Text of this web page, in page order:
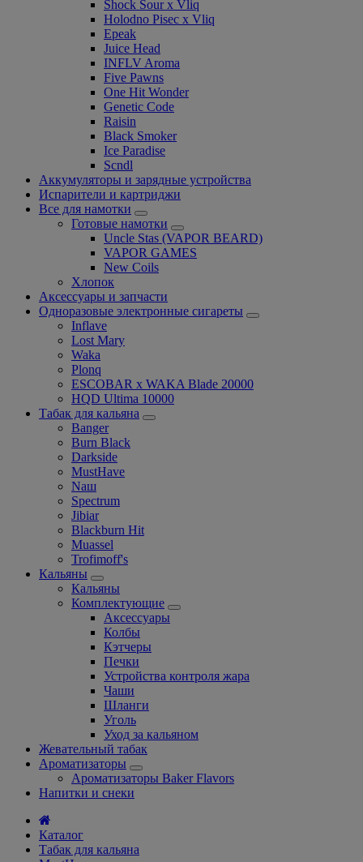
Shock Sour x Vliq
Holodno Pisec x Vliq
Epeak
Juice Head
INFLV Aroma
Five Pawns
One Hit Wonder
Genetic Code
Raisin
Black Smoker
Ice Paradise
Scndl
Аккумуляторы и зарядные устройства
Испарители и картриджи
Все для намотки
Готовые намотки
Uncle Stas (VAPOR BEARD)
VAPOR GAMES
New Coils
Хлопок
Аксессуары и запчасти
Одноразовые электронные сигареты
Inflave
Lost Mary
Waka
Plonq
ESCOBAR x WAKA Blade 20000
HQD Ultima 10000
Табак для кальяна
Banger
Burn Black
Darkside
MustHave
Nаш
Spectrum
Jibiar
Blackburn Hit
Muassel
Trofimoff's
Кальяны
Кальяны
Комплектующие
Аксессуары
Колбы
Кэтчеры
Печки
Устройства контроля жара
Чаши
Шланги
Уголь
Уход за кальяном
Жевательный табак
Ароматизаторы
Ароматизаторы Baker Flavors
Напитки и снеки
Каталог
Табак для кальяна